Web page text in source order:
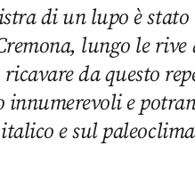
di un lupo è stato
lungo le rive
da questo
innumerevoli e
e sul